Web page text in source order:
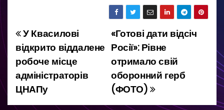
Н
а
в
і
«Готові дати відсіч
Росії»: Рівне
отримало свій
оборонний герб
(ФОТО)
У Квасилові
відкрито віддалене
робоче місце
адміністраторів
ЦНАПу